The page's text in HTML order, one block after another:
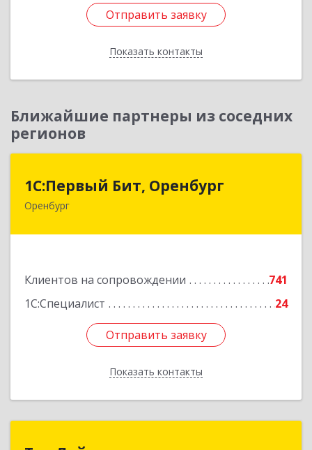
Отправить заявку
Показать контакты
Отправить заявку
Назад
Ближайшие партнеры из соседних
регионов
1С:Первый Бит, Оренбург
Оренбург
Клиентов на сопровождении
741
1С:Специалист
24
Отправить заявку
Показать контакты
1С:Первый Бит, Оренбург
460044, Оренбургская обл, Оренбург, Березка
Отправить заявку
Назад